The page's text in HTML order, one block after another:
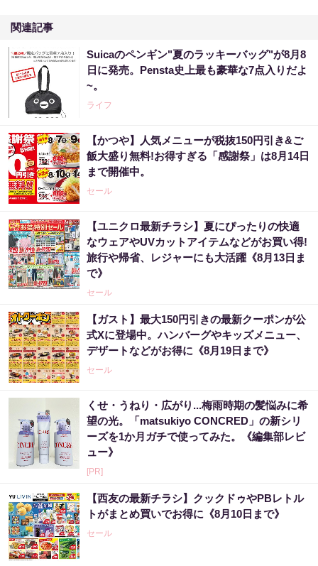
関連記事
Suicaのペンギン"夏のラッキーバッグ"が8月8
日に発売。Pensta史上最も豪華な7点入りだよ
~。
ライフ
【かつや】人気メニューが税抜150円引き&ご
飯大盛り無料!お得すぎる「感謝祭」は8月14日
まで開催中。
セール
【ユニクロ最新チラシ】夏にぴったりの快適
なウェアやUVカットアイテムなどがお買い得!
旅行や帰省、レジャーにも大活躍《8月13日ま
で》
セール
【ガスト】最大150円引きの最新クーポンが公
式Xに登場中。ハンバーグやキッズメニュー、
デザートなどがお得に《8月19日まで》
セール
くせ・うねり・広がり...梅雨時期の髪悩みに希
望の光。「matsukiyo CONCRED」の新シリ
ーズを1か月ガチで使ってみた。《編集部レビ
ュー》
[PR]
【西友の最新チラシ】クックドゥやPBレトル
トがまとめ買いでお得に《8月10日まで》
セール